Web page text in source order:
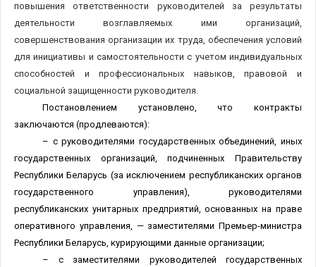
повышения ответственности руководителей за результаты
деятельности возглавляемых ими организаций,
совершенствования организации их труда, обеспечения условий
для инициативы и самостоятельности с учетом индивидуальных
способностей и профессиональных навыков, правовой и
социальной защищенности руководителя.
Постановлением установлено, что контракты
заключаются (продлеваются):
– с руководителями государственных объединений, иных
государственных организаций, подчиненных Правительству
Республики Беларусь (за исключением республиканских органов
государственного управления), руководителями
республиканских унитарных предприятий, основанных на праве
оперативного управления, — заместителями Премьер-министра
Республики Беларусь, курирующими данные организации;
– с заместителями руководителей государственных